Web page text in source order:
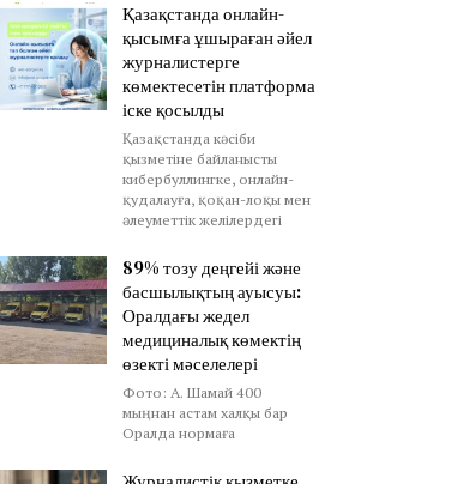
Қазақстанда онлайн-
қысымға ұшыраған әйел
журналистерге
көмектесетін платформа
іске қосылды
Қазақстанда кәсіби
қызметіне байланысты
кибербуллингке, онлайн-
қудалауға, қоқан-лоқы мен
әлеуметтік желілердегі
89% тозу деңгейі және
басшылықтың ауысуы:
Оралдағы жедел
медициналық көмектің
өзекті мәселелері
Фото: А. Шамай 400
мыңнан астам халқы бар
Оралда нормаға